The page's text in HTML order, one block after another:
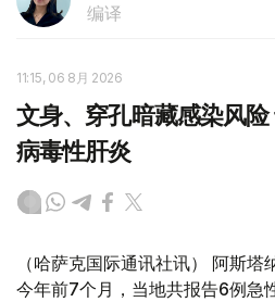
编译
11:15, 06 8月 2026
文身、穿孔暗藏感染风
病毒性肝炎
（哈萨克国际通讯社讯） 阿斯塔
今年前7个月，当地共报告6例急